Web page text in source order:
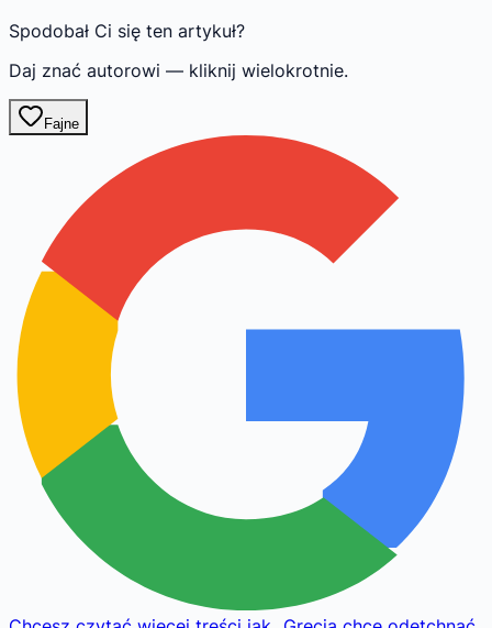
Spodobał Ci się ten artykuł?
Daj znać autorowi — kliknij wielokrotnie.
Fajne